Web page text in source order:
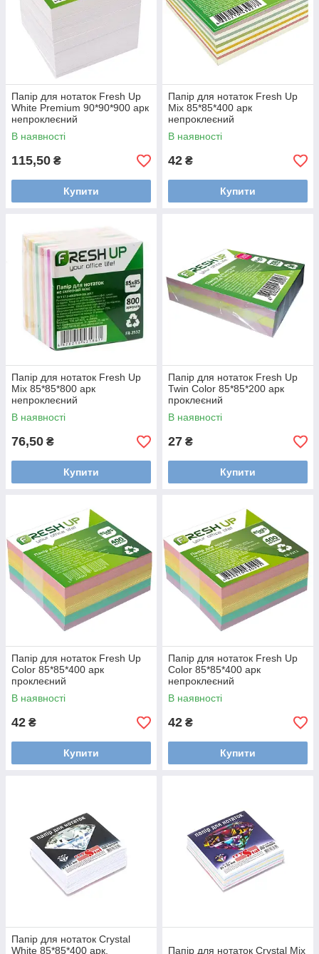
Папір для нотаток Fresh Up
White Premium 90*90*900 арк
непроклеєний
В наявності
115,50 ₴
Купити
Папір для нотаток Fresh Up
Mix 85*85*400 арк
непроклеєний
В наявності
42 ₴
Купити
Папір для нотаток Fresh Up
Mix 85*85*800 арк
непроклеєний
В наявності
76,50 ₴
Купити
Папір для нотаток Fresh Up
Twin Color 85*85*200 арк
проклеєний
В наявності
27 ₴
Купити
Папір для нотаток Fresh Up
Color 85*85*400 арк
проклеєний
В наявності
42 ₴
Купити
Папір для нотаток Fresh Up
Color 85*85*400 арк
непроклеєний
В наявності
42 ₴
Купити
Папір для нотаток Crystal
White 85*85*400 арк.
Папір для нотаток Crystal Mix